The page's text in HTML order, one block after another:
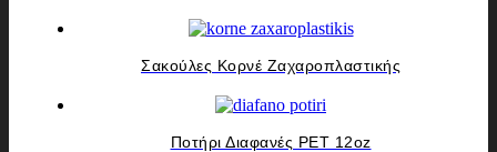
Σακούλες Κορνέ Ζαχαροπλαστικής
Ποτήρι Διαφανές PET 12oz